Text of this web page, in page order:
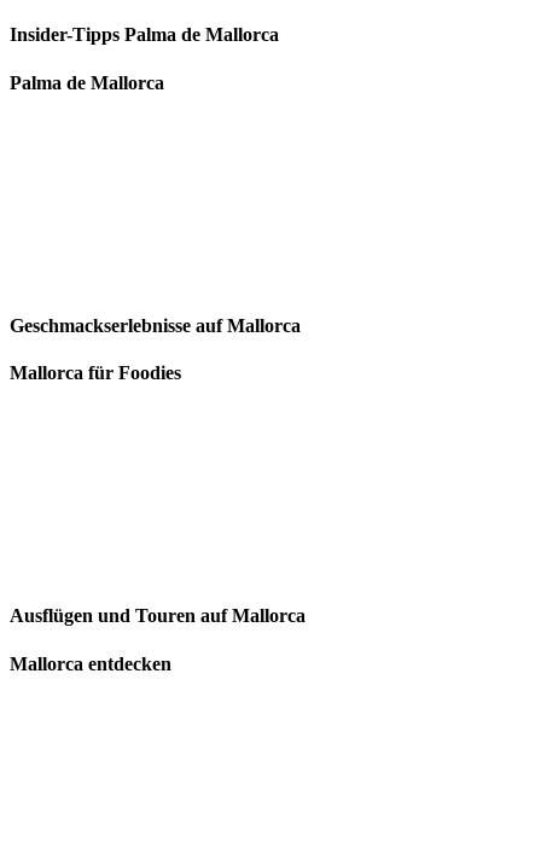
Insider-Tipps Palma de Mallorca
Palma de Mallorca
Geschmackserlebnisse auf Mallorca
Mallorca für Foodies
Ausflügen und Touren auf Mallorca
Mallorca entdecken